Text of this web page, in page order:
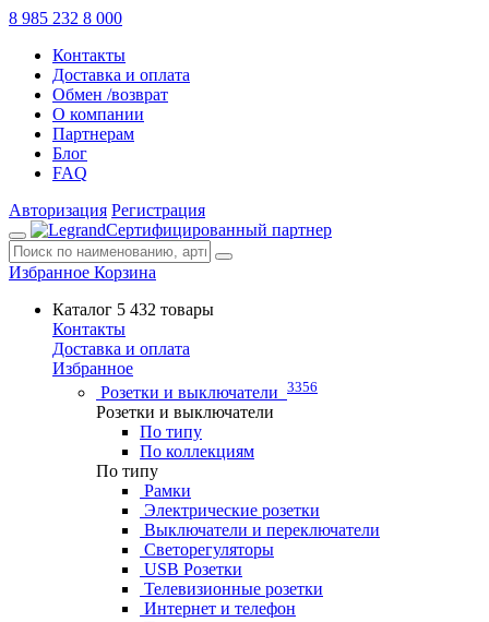
8 985 232 8 000
Контакты
Доставка и оплата
Обмен /возврат
О компании
Партнерам
Блог
FAQ
Авторизация Регистрация
Сертифицированный партнер
Избранное Корзина
Каталог 5 432 товары
Контакты
Доставка и оплата
Избранное
Розетки и выключатели 3356
Розетки и выключатели
По типу
По коллекциям
По типу
Рамки
Электрические розетки
Выключатели и переключатели
Светорегуляторы
USB Розетки
Телевизионные розетки
Интернет и телефон